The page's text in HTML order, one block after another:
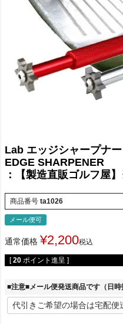
Lab エッジシャープナー
EDGE SHARPENER
：【製造直販ゴルフ屋
商品番号 ta1026
メール便可
通常価格 ¥2,200税込
[ 20 ポイント進呈 ]
■注意■メール便発送商品です（日時